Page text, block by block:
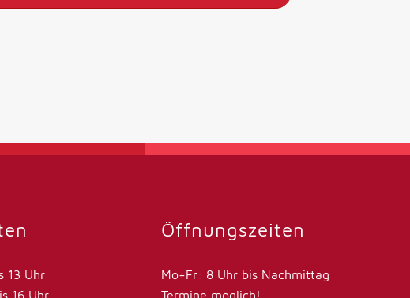
13 Uhr
16 Uhr
Öffnungszeiten
Mo+Fr: 8 Uhr bis Nachmittag
Termine möglich!